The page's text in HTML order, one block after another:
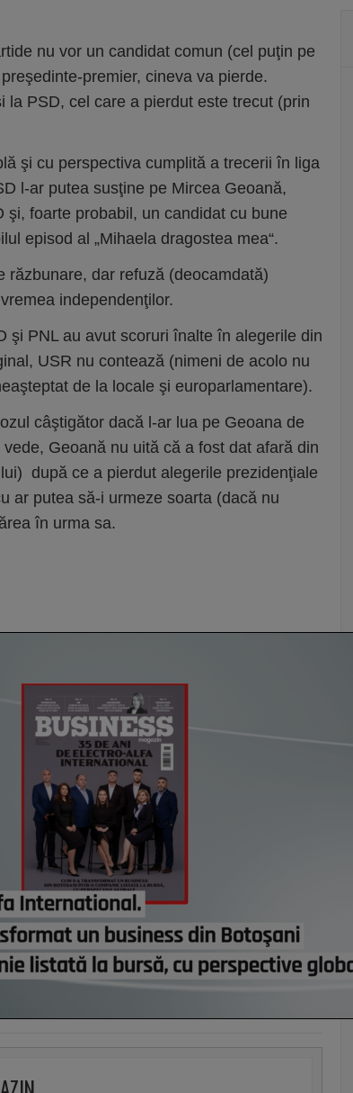
nu vor un candidat comun (cel puţin pe
premier, cineva va pierde.
la PSD, cel care a pierdut este trecut (prin
şi cu perspectiva cumplită a trecerii în liga
l-ar putea susţine pe Mircea Geoană,
şi, foarte probabil, un candidat cu bune
episod al „Mihaela dragostea mea“.
răzbunare, dar refuză (deocamdată)
independenţilor.
şi PNL au avut scoruri înalte în alegerile din
USR nu contează (nimeni de acolo nu
de la locale şi europarlamentare).
câştigător dacă l-ar lua pe Geoana de
Geoană nu uită că a fost dat afară din
după ce a pierdut alegerile prezidenţiale
ar putea să-i urmeze soarta (dacă nu
în urma sa.